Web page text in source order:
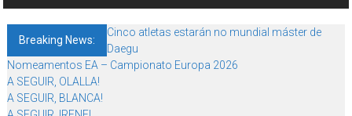
Breaking News:
Cinco atletas estarán no mundial máster de
Daegu
Nomeamentos EA – Campionato Europa 2026
A SEGUIR, OLALLA!
A SEGUIR, BLANCA!